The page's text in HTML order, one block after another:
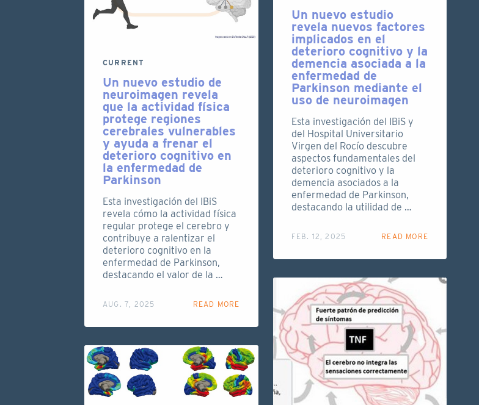
CURRENT
Un nuevo estudio de
neuroimagen revela
que la actividad física
protege regiones
cerebrales vulnerables
y ayuda a frenar el
deterioro cognitivo en
la enfermedad de
Parkinson
Esta investigación del IBiS
revela cómo la actividad física
regular protege el cerebro y
contribuye a ralentizar el
deterioro cognitivo en la
enfermedad de Parkinson,
destacando el valor de la …
AUG. 7, 2025 READ MORE
Un nuevo estudio
revela nuevos factores
implicados en el
deterioro cognitivo y la
demencia asociada a la
enfermedad de
Parkinson mediante el
uso de neuroimagen
Esta investigación del IBiS y
del Hospital Universitario
Virgen del Rocío descubre
aspectos fundamentales del
deterioro cognitivo y la
demencia asociados a la
enfermedad de Parkinson,
destacando la utilidad de …
FEB. 12, 2025 READ MORE